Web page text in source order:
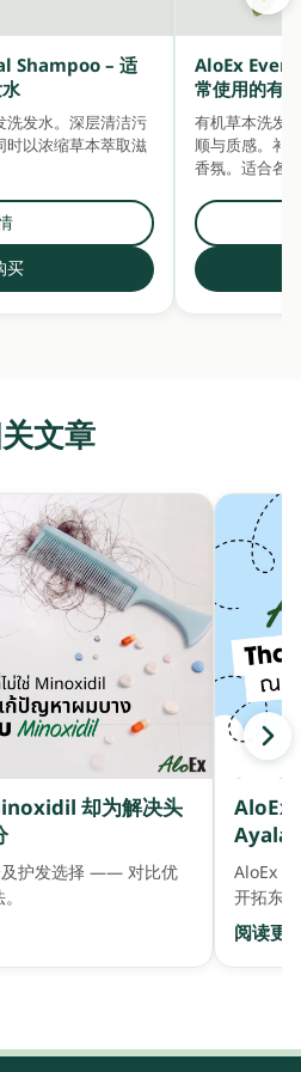
Shampoo – 适
洗发水。深层清洁污
时以浓缩草本萃取滋
买
AloEx
常使用的有
有机草本洗发
顺与质感。补
香氛。适合各
文章
却为解决头
护发选择 —— 对比优
AloEx
Ayala
AloEx
开拓东
阅读更